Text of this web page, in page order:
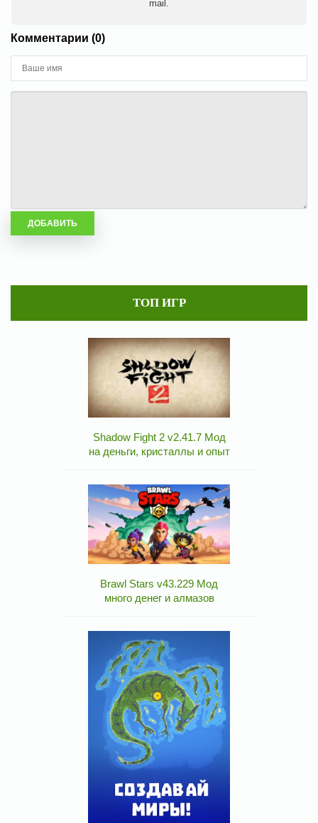
mail.
Комментарии (0)
ТОП ИГР
Shadow Fight 2 v2.41.7 Мод
на деньги, кристаллы и опыт
Brawl Stars v43.229 Мод
много денег и алмазов